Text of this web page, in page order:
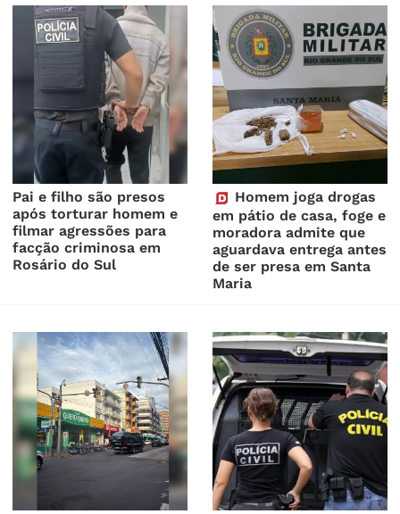
Pai e filho são presos
após torturar homem e
filmar agressões para
facção criminosa em
Rosário do Sul
Homem joga drogas
em pátio de casa, foge e
moradora admite que
aguardava entrega antes
de ser presa em Santa
Maria